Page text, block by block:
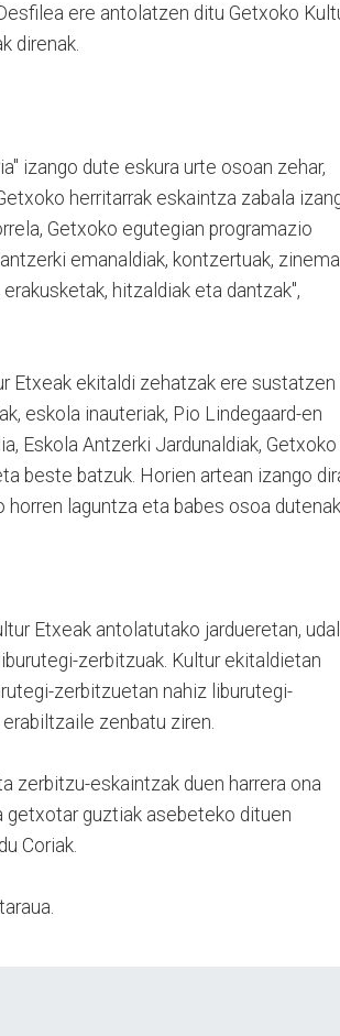
ere antolatzen ditu Getxoko
direnak.
izango dute eskura urte osoan zehar,
herritarrak eskaintza zabala
Getxoko egutegian programazio
emanaldiak, kontzertuak, zinema
hitzaldiak eta dantzak",
Etxeak ekitaldi zehatzak ere sustatzen
eskola inauteriak, Pio Lindegaard-en
Eskola Antzerki Jardunaldiak, Getxoko
beste batzuk. Horien artean izango
laguntza eta babes osoa
Etxeak antolatutako jardueretan, udal
zerbitzuak. Kultur ekitaldietan
zerbitzuetan nahiz liburutegi-
zenbatu ziren.
zerbitzu-eskaintzak duen harrera ona
getxotar guztiak asebeteko dituen
Coriak.